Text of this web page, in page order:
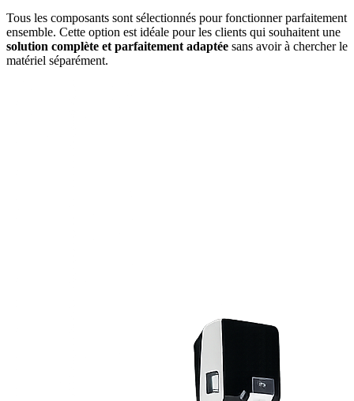
Tous les composants sont sélectionnés pour fonctionner parfaitement
ensemble. Cette option est idéale pour les clients qui souhaitent une
solution complète et parfaitement adaptée sans avoir à chercher le
matériel séparément.